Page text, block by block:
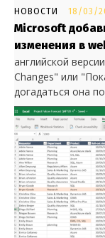
НОВОСТИ 18/03/
Microsoft
изменения в
английской
Changes" или
догадаться она